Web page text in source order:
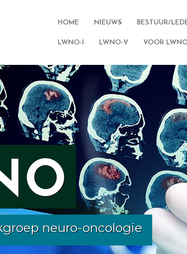
HOME NIEUWS BESTUUR/
LWNO-I LWNO-V VOOR
neuro-oncologie